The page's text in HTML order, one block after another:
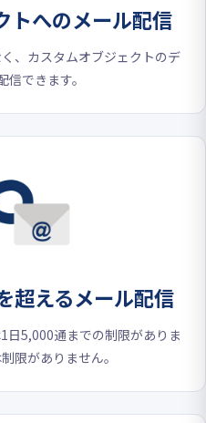
トへのメール配信
、カスタムオブジェクトのデ
信できます。
超えるメール配信
5,000通までの制限がありま
限がありません。